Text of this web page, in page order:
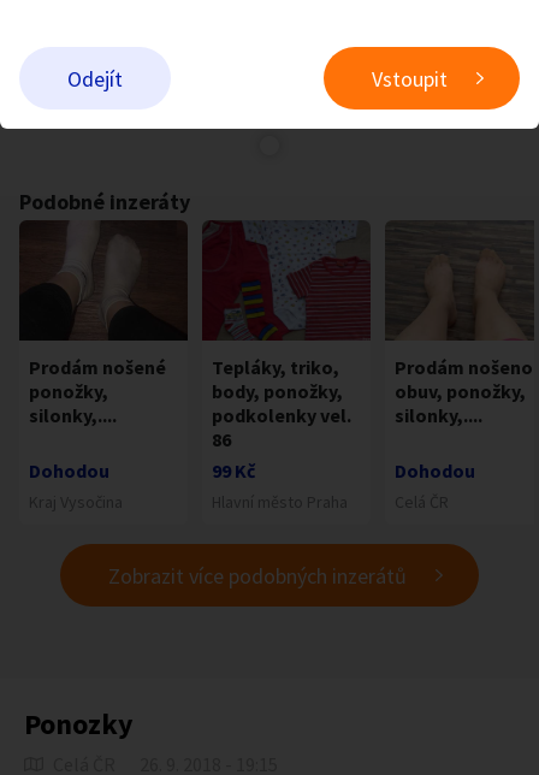
Přidat inzerát
Podobné inzeráty
Prodám nošené
ponožky,
silonky,....
Dohodou
Tepláky, triko,
body, ponožky,
podkolenky vel.
86
99 Kč
Prodám
obuv, ponožky,
silonky,....
Dohodou
Zobrazit více podobných inzerátů
Ponozky
Odejít Vstoupit